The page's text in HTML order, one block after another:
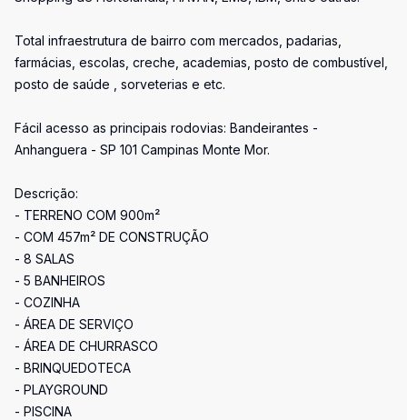
Total infraestrutura de bairro com mercados, padarias,
farmácias, escolas, creche, academias, posto de combustível,
posto de saúde , sorveterias e etc.
Fácil acesso as principais rodovias: Bandeirantes -
Anhanguera - SP 101 Campinas Monte Mor.
Descrição:
- TERRENO COM 900m²
- COM 457m² DE CONSTRUÇÃO
- 8 SALAS
- 5 BANHEIROS
- COZINHA
- ÁREA DE SERVIÇO
- ÁREA DE CHURRASCO
- BRINQUEDOTECA
- PLAYGROUND
- PISCINA